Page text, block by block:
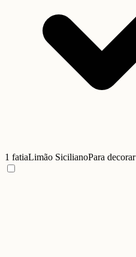
1 fatiaLimão SicilianoPara decorar